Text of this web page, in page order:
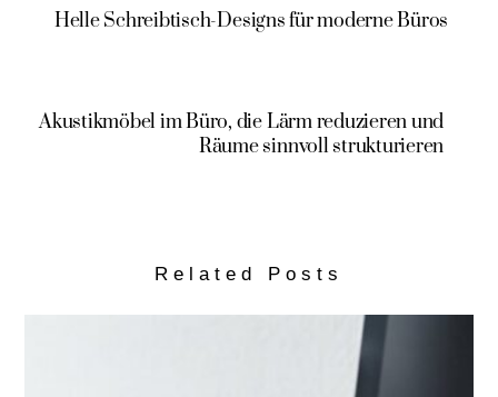
Helle Schreibtisch-Designs für moderne Büros
Akustikmöbel im Büro, die Lärm reduzieren und
Räume sinnvoll strukturieren
Related Posts